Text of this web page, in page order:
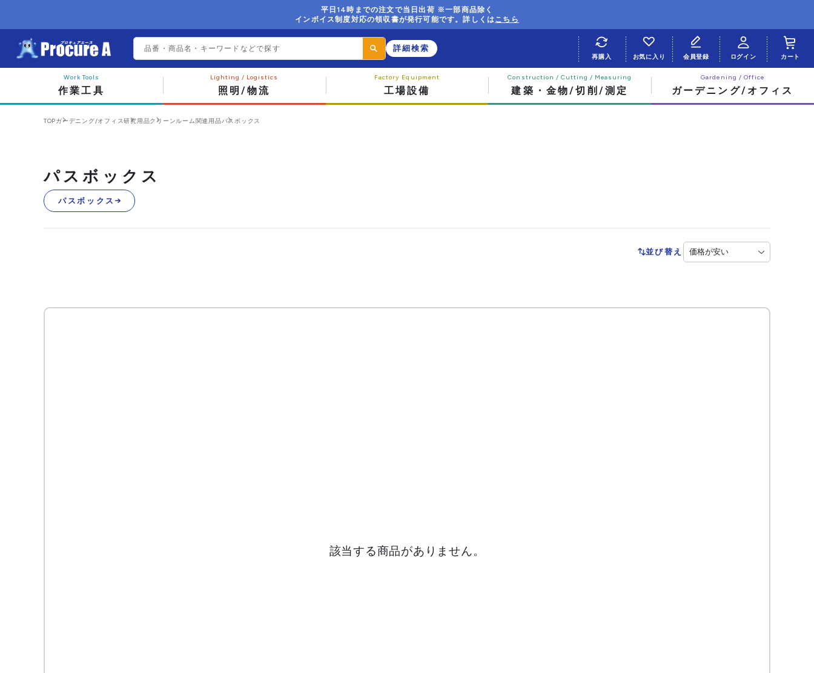
平日14時までの注文で当日出荷 ※一部商品除く
インボイス制度対応の領収書が発行可能です。詳しくはこちら
詳細検索
作業工具 照明/物流 工場設備 建築・金物/切削/測定 ガーデニング/オフィス
再購入 お気に入り 会員登録 ログイン カート
TOPガーデニング/オフィス研究用品クリーンルーム関連用品パスボックス
パスボックス
パスボックス
並び替え
該当する商品がありません。